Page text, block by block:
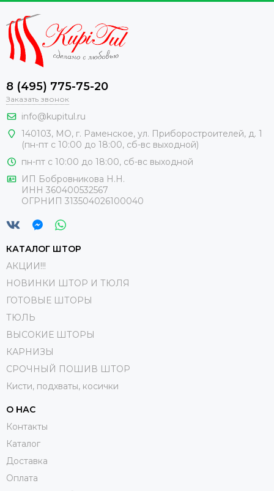
8 (495) 775-75-20
Заказать звонок
info@kupitul.ru
140103, МО, г. Раменское, ул. Приборостроителей, д. 1
(пн-пт с 10:00 до 18:00, сб-вс выходной)
пн-пт с 10:00 до 18:00, сб-вс выходной
ИП Бобровникова Н.Н.
ИНН 360400532567
ОГРНИП 313504026100040
КАТАЛОГ ШТОР
АКЦИИ!!!
НОВИНКИ ШТОР И ТЮЛЯ
ГОТОВЫЕ ШТОРЫ
ТЮЛЬ
ВЫСОКИЕ ШТОРЫ
КАРНИЗЫ
СРОЧНЫЙ ПОШИВ ШТОР
Кисти, подхваты, косички
О НАС
Контакты
Каталог
Доставка
Оплата